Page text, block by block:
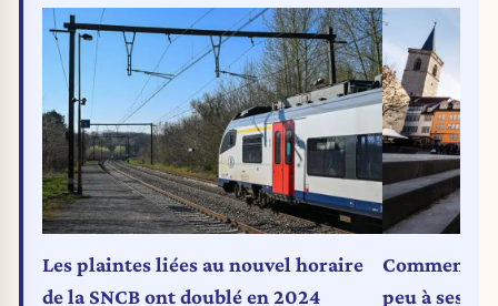
Les plaintes liées au nouvel horaire
de la SNCB ont doublé en 2024
Comment
peu à ses